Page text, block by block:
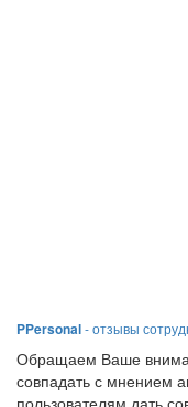
PPersonal- отзывы
Обращаем Ваше
совпадать с мнением
пользователям дать